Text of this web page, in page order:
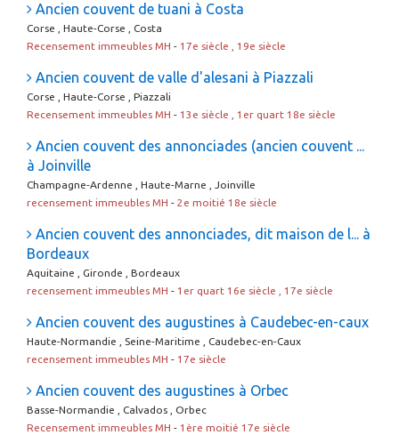
Ancien couvent de tuani à Costa
Corse , Haute-Corse , Costa
Recensement immeubles MH - 17e siècle , 19e siècle
Ancien couvent de valle d'alesani à Piazzali
Corse , Haute-Corse , Piazzali
Recensement immeubles MH - 13e siècle , 1er quart 18e siècle
Ancien couvent des annonciades (ancien couvent ...
à Joinville
Champagne-Ardenne , Haute-Marne , Joinville
recensement immeubles MH - 2e moitié 18e siècle
Ancien couvent des annonciades, dit maison de l... à
Bordeaux
Aquitaine , Gironde , Bordeaux
recensement immeubles MH - 1er quart 16e siècle , 17e siècle
Ancien couvent des augustines à Caudebec-en-caux
Haute-Normandie , Seine-Maritime , Caudebec-en-Caux
recensement immeubles MH - 17e siècle
Ancien couvent des augustines à Orbec
Basse-Normandie , Calvados , Orbec
Recensement immeubles MH - 1ère moitié 17e siècle